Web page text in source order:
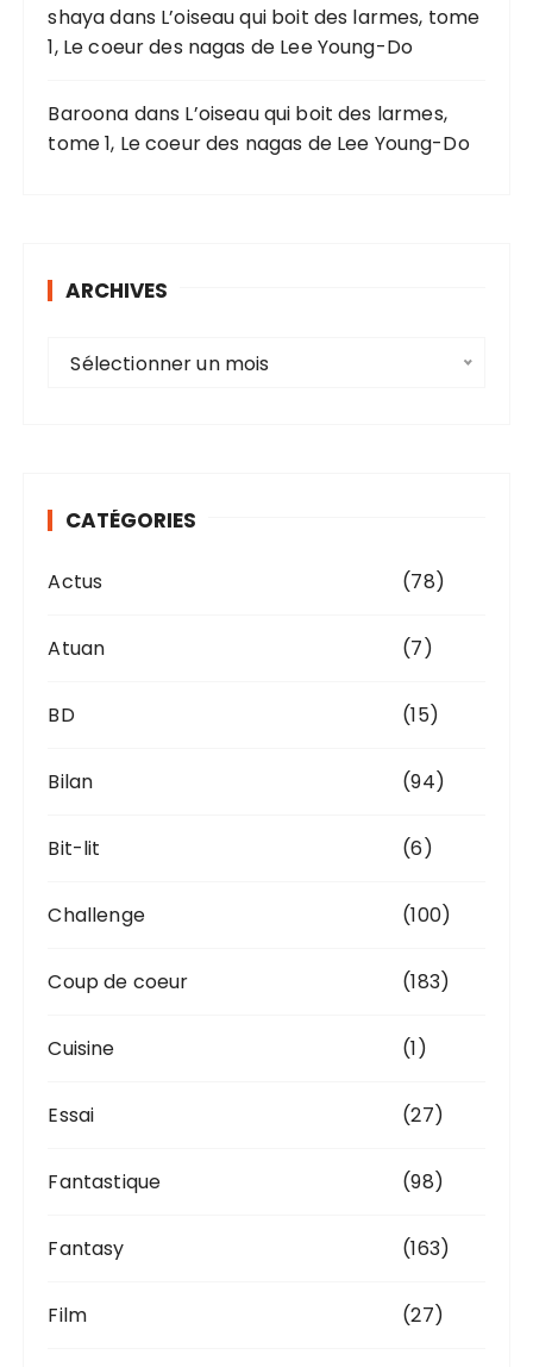
shayadans L’oiseau qui boit des larmes, tome
1, Le coeur des nagas de Lee Young-Do
Baroona dans L’oiseau qui boit des larmes,
tome 1, Le coeur des nagas de Lee Young-Do
ARCHIVES
e
Sélectionner un mois
CATÉGORIES
Actus (78)
Atuan (7)
BD (15)
Bilan (94)
Bit-lit (6)
Challenge (100)
Coup de coeur (183)
Cuisine (1)
Essai (27)
Fantastique (98)
Fantasy (163)
Film (27)